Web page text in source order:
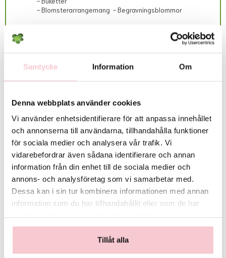
Samtycke Information Om
Denna webbplats använder cookies
Vi använder enhetsidentifierare för att anpassa innehållet
och annonserna till användarna, tillhandahålla funktioner
för sociala medier och analysera vår trafik. Vi
vidarebefordrar även sådana identifierare och annan
information från din enhet till de sociala medier och
annons- och analysföretag som vi samarbetar med.
Dessa kan i sin tur kombinera informationen med annan
information som du har tillhandahållit eller som de har
Tillåt alla
detta via mejl samt återbetala kostnaden till beställaren.
Vänligen observera att begravningsblommor endast levereras INRIKES,
Lokala avvikelser gällande utbud/sortiment:
beroende på dagspriser och lokalt utbud. Vid behov kan vissa
blomsorter bytas ut mot likvärdiga alternativ men floristen säkerställer
alltid att bukettens färg, form och värde bevaras. Skulle detta inte vara
För fullständiga villkor, se:https://www.flowerhouse.se/info/villkor/
- Blomsterarrangemang - Begravningsblommor
Rekommenderade tillbehör till denna produkt
Glasvas Chokladstrut